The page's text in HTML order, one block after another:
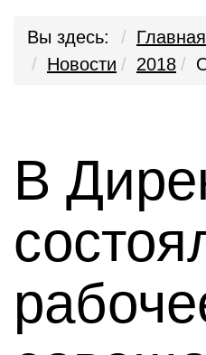
Вы здесь: Главная
Новости
2018
В